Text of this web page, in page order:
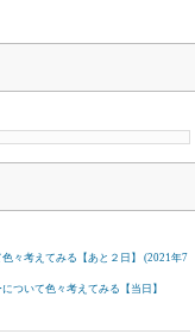
々考えてみる【あと２日】 (2021年7
ついて色々考えてみる【当日】